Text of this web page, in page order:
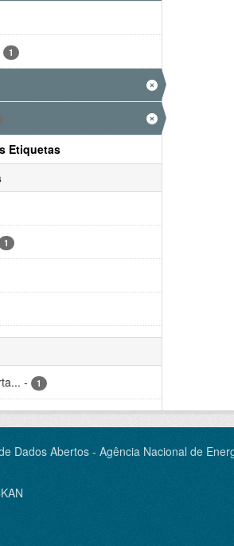
1
Etiquetas
1
- 1
Dados Abertos - Agência Nacional de